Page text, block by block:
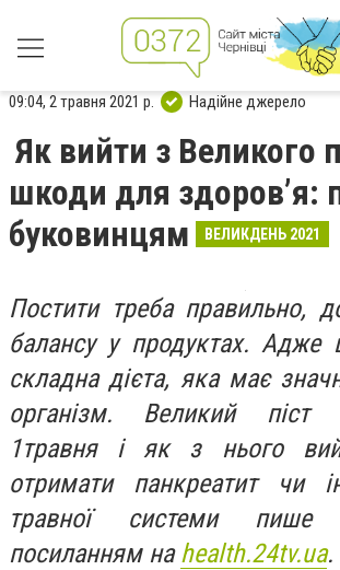
09:04, 2 травня 2021 р. Надійне джерело
Як вийти з Великого
шкоди для здоров’я:
буковинцям
ВЕЛИКДЕНЬ 2021
Постити треба правильно,
балансу у продуктах. Адже
складна дієта, яка має
організм. Великий піст
1травня і як з нього
отримати панкреатит чи
травної системи пише
посиланням наhealth.24tv.ua.